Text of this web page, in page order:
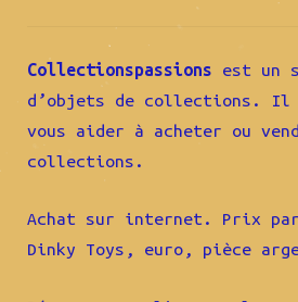
Collectionspassions est un
d’objets de collections. Il
vous aider à acheter ou
collections.
Achat sur internet. Prix
Dinky Toys, euro, pièce